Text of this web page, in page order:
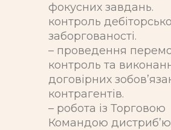
фокусних завдань.
контроль
заборгованості.
– проведення
контроль та
договірних
контрагентів.
– робота із Торговою
Командою